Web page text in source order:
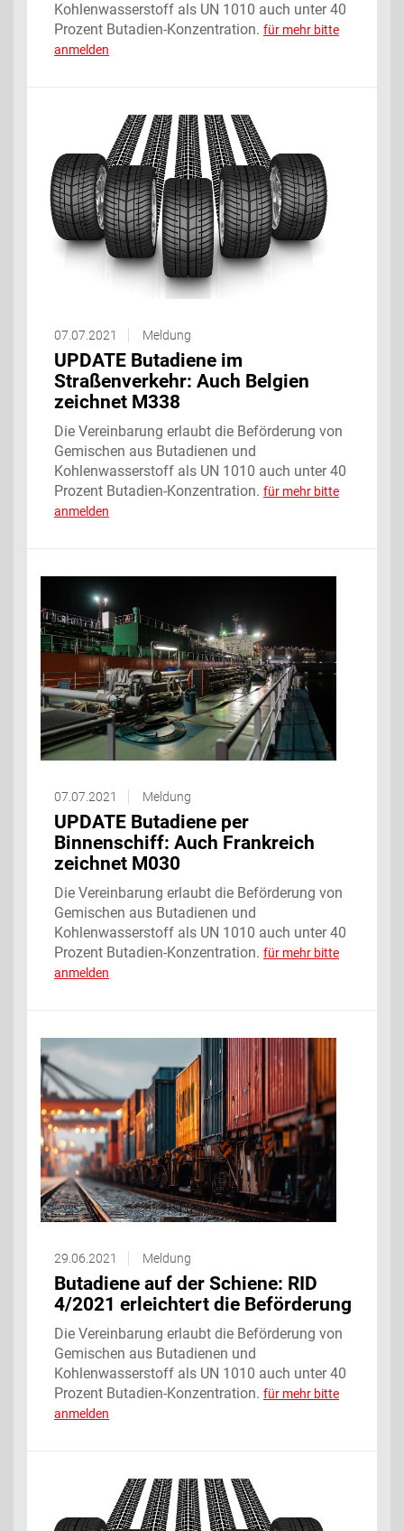
Kohlenwasserstoff als UN 1010 auch unter 40
Prozent Butadien-Konzentration. für mehr bitte
anmelden
07.07.2021 Meldung
UPDATE Butadiene im
Straßenverkehr: Auch Belgien
zeichnet M338
Die Vereinbarung erlaubt die Beförderung von
Gemischen aus Butadienen und
Kohlenwasserstoff als UN 1010 auch unter 40
Prozent Butadien-Konzentration. für mehr bitte
anmelden
07.07.2021 Meldung
UPDATE Butadiene per
Binnenschiff: Auch Frankreich
zeichnet M030
Die Vereinbarung erlaubt die Beförderung von
Gemischen aus Butadienen und
Kohlenwasserstoff als UN 1010 auch unter 40
Prozent Butadien-Konzentration. für mehr bitte
anmelden
29.06.2021 Meldung
Butadiene auf der Schiene: RID
4/2021 erleichtert die Beförderung
Die Vereinbarung erlaubt die Beförderung von
Gemischen aus Butadienen und
Kohlenwasserstoff als UN 1010 auch unter 40
Prozent Butadien-Konzentration. für mehr bitte
anmelden